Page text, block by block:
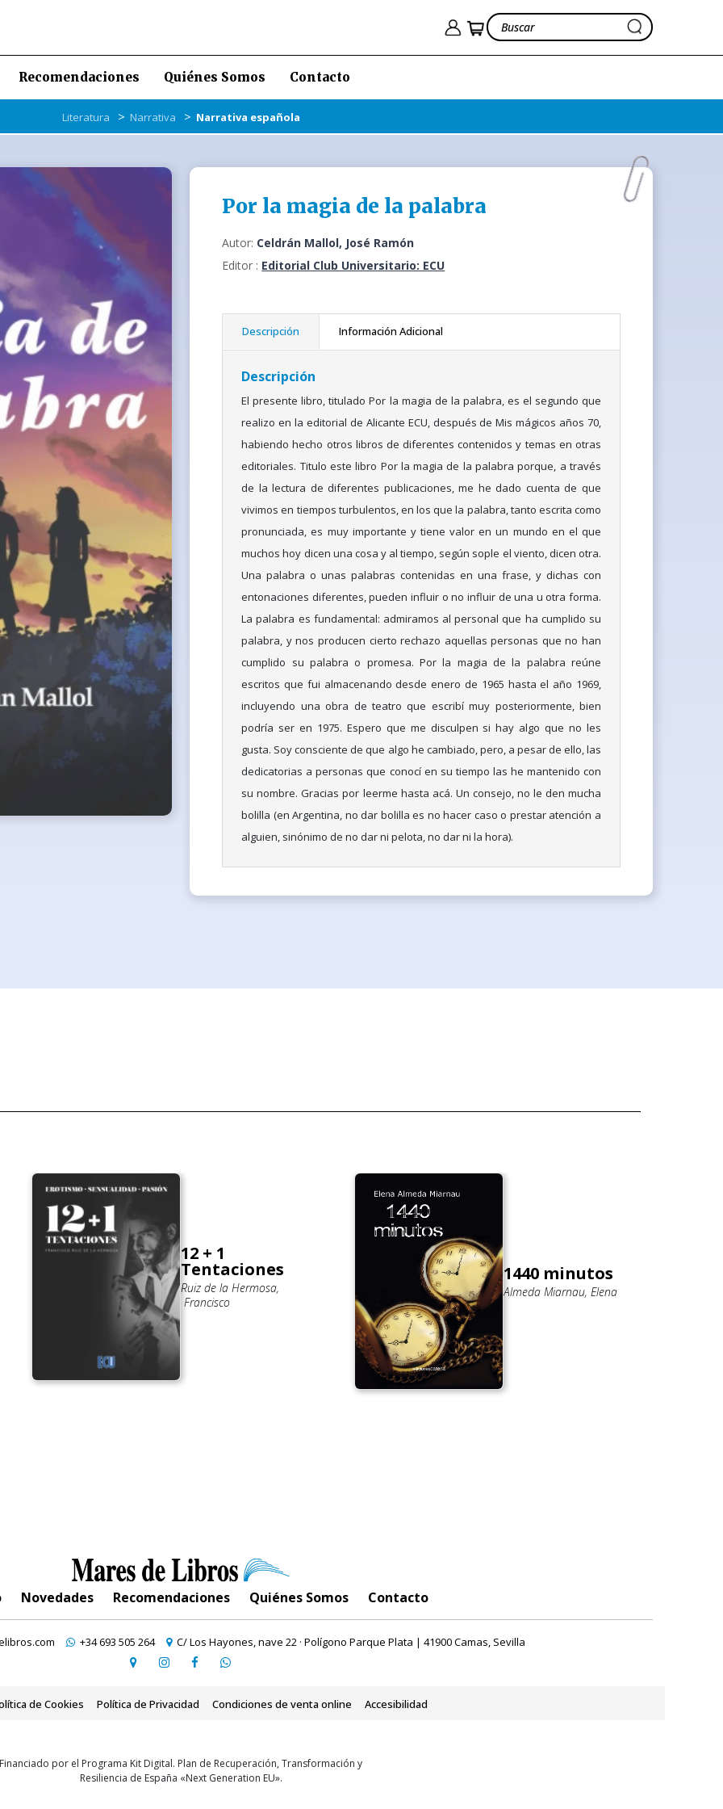
Recomendaciones Quiénes Somos Contacto
Literatura > Narrativa > Narrativa española
Por la magia de la palabra
Autor: Celdrán Mallol, José Ramón
Editor : Editorial Club Universitario: ECU
Descripción Información Adicional
Descripción
El presente libro, titulado Por la magia de la palabra, es el segundo que
realizo en la editorial de Alicante ECU, después de Mis mágicos años 70,
habiendo hecho otros libros de diferentes contenidos y temas en otras
editoriales. Titulo este libro Por la magia de la palabra porque, a través
de la lectura de diferentes publicaciones, me he dado cuenta de que
vivimos en tiempos turbulentos, en los que la palabra, tanto escrita como
pronunciada, es muy importante y tiene valor en un mundo en el que
muchos hoy dicen una cosa y al tiempo, según sople el viento, dicen otra.
Una palabra o unas palabras contenidas en una frase, y dichas con
entonaciones diferentes, pueden influir o no influir de una u otra forma.
La palabra es fundamental: admiramos al personal que ha cumplido su
palabra, y nos producen cierto rechazo aquellas personas que no han
cumplido su palabra o promesa. Por la magia de la palabra reúne
escritos que fui almacenando desde enero de 1965 hasta el año 1969,
incluyendo una obra de teatro que escribí muy posteriormente, bien
podría ser en 1975. Espero que me disculpen si hay algo que no les
gusta. Soy consciente de que algo he cambiado, pero, a pesar de ello, las
dedicatorias a personas que conocí en su tiempo las he mantenido con
su nombre. Gracias por leerme hasta acá. Un consejo, no le den mucha
bolilla (en Argentina, no dar bolilla es no hacer caso o prestar atención a
alguien, sinónimo de no dar ni pelota, no dar ni la hora).
12 + 1
Tentaciones
Ruiz de la Hermosa,
Francisco
1440 minutos
Almeda Miarnau, Elena
Novedades Recomendaciones Quiénes Somos Contacto
+34 693 505 264 C/ Los Hayones, nave 22 · Polígono Parque Plata | 41900 Camas, Sevilla
de Cookies Política de Privacidad Condiciones de venta online Accesibilidad
Financiado por el Programa Kit Digital. Plan de Recuperación, Transformación y
Resiliencia de España «Next Generation EU».